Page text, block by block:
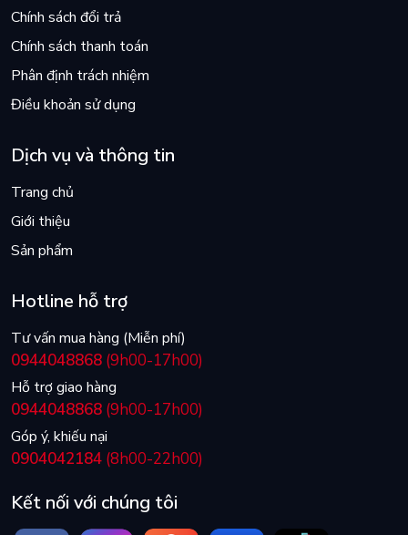
Chính sách đổi trả
Chính sách thanh toán
Phân định trách nhiệm
Điều khoản sử dụng
Dịch vụ và thông tin
Trang chủ
Giới thiệu
Sản phẩm
Hotline hỗ trợ
Tư vấn mua hàng (Miễn phí)
0944048868 (9h00-17h00)
Hỗ trợ giao hàng
0944048868 (9h00-17h00)
Góp ý, khiếu nại
0904042184 (8h00-22h00)
Kết nối với chúng tôi